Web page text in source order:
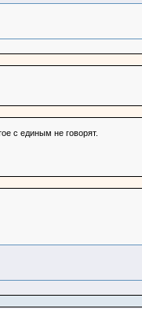
с единым не говорят.